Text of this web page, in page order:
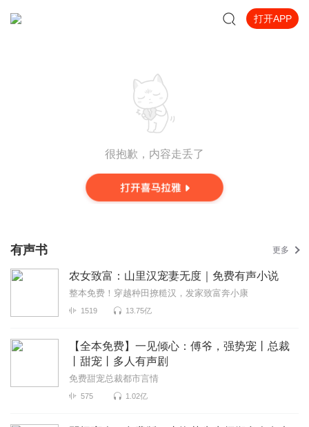
打开APP
很抱歉，内容走丢了
有声书 更多
农女致富：山里汉宠妻无度｜免费有声小说
整本免费！穿越种田撩糙汉，发家致富奔小康
1519 13.75亿
【全本免费】一见倾心：傅爷，强势宠丨总裁
丨甜宠丨多人有声剧
免费甜宠总裁都市言情
575 1.02亿